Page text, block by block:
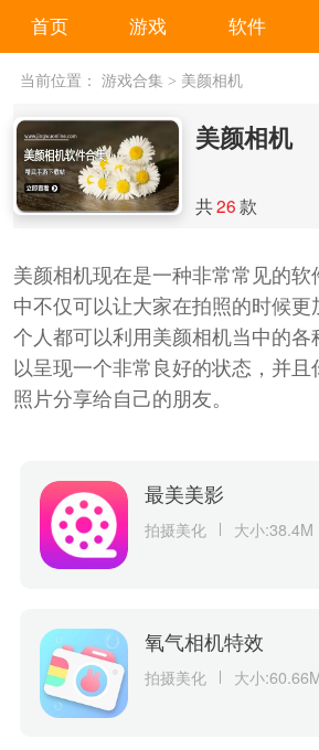
首页 游戏 软件
当前位置： 游戏合集 > 美颜相机
美颜相机
共26款
美颜相机现在是一种非常常见的软
中不仅可以让大家在拍照的时候更
个人都可以利用美颜相机当中的各
以呈现一个非常良好的状态，并且
照片分享给自己的朋友。
最美美影
拍摄美化 大小:38.4M
氧气相机特效
拍摄美化 大小